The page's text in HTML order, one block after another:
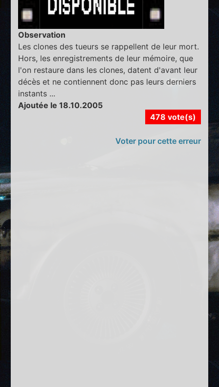
Observation
Les clones des tueurs se rappellent de leur mort.
Hors, les enregistrements de leur mémoire, que
l'on restaure dans les clones, datent d'avant leur
décès et ne contiennent donc pas leurs derniers
instants ...
Ajoutée le 18.10.2005
478 vote(s)
Voter pour cette erreur